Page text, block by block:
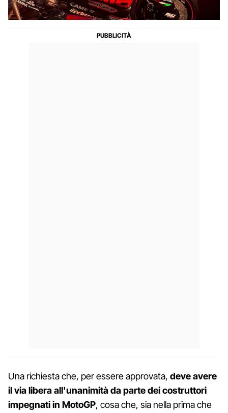
Una richiesta che, per essere approvata, deve avere
il via libera all'unanimità da parte dei costruttori
impegnati in MotoGP, cosa che, sia nella prima che